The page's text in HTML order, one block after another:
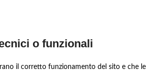
o funzionali
il corretto funzionamento del sito e che le